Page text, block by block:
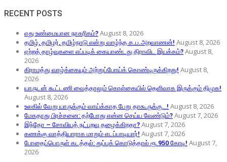
RECENT POSTS
எது உண்மையான நாகரிகம்? August 8, 2026
தமிழ், தமிழர், தமிழ்நாடு என்று வாழ்ந்த க.ப.அறவாணன்! August 8, 2026
ஏற்றத் தாழ்வுகளை எப்படிக் கையாண்டது திராவிட இயக்கம்? August 8,
2026
கிராமத்து வாழ்க்கையும் அற்றுப்போய்க் கொண்டிருக்கிறது! August 8,
2026
யாருடன் கூட்டணி வைத்தாலும் கொள்கையில் தெளிவாக இருக்கும் திமுக!
August 8, 2026
உலகில் வேறு யாருக்கும் வாய்க்காத பேறு தாகூருக்கு…! August 8, 2026
மேகதாது பிரச்சனை: தற்போது என்ன செய்ய வேண்டும்? August 7, 2026
இந்தோ – சோவியத் நட்புறவு தழைக்கிறதா? August 7, 2026
கணக்கு வாத்தியாராக மாறும் எடப்பாடியார்! August 7, 2026
போதைப்பொருள் கடத்தல்: துப்புக் கொடுத்தால் ரூ.950 கோடி! August 7,
2026